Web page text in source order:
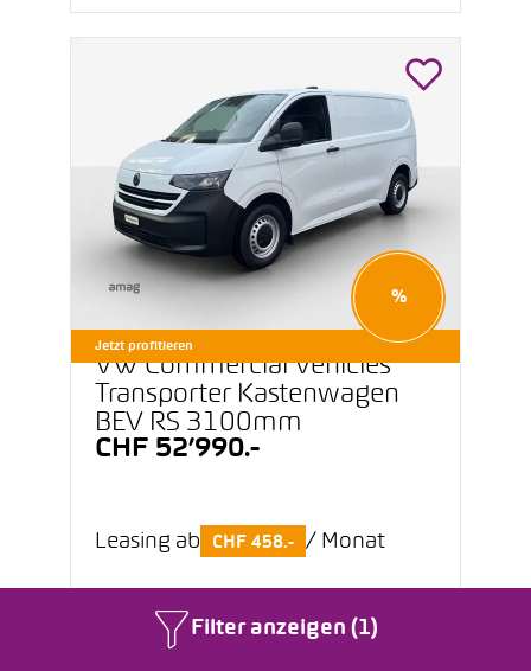
Filter anzeigen (1)
Jetzt profitieren
%
VW Commercial Vehicles
Transporter Kastenwagen
BEV RS 3100mm
CHF 52’990.-
Leasing ab CHF 458.- / Monat
1’001 km 07/2026